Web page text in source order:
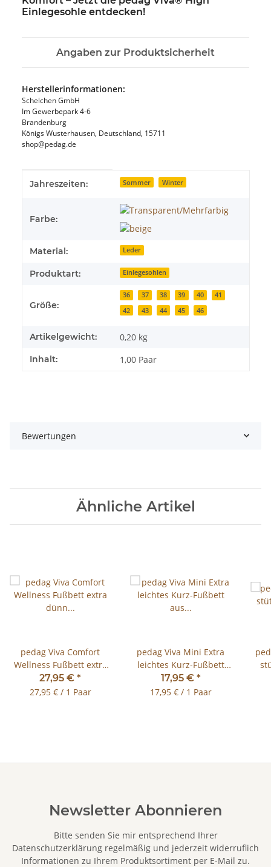
Einlegesohle entdecken!
Angaben zur Produktsicherheit
Herstellerinformationen:
Schelchen GmbH
Im Gewerbepark 4-6
Brandenburg
Königs Wusterhausen, Deutschland, 15711
shop@pedag.de
Produkteigenschaft
Wert
Jahreszeiten: Sommer Winter
Farbe:
Material: Leder
Produktart: Einlegesohlen
Größe:
36 37 38 39 40
41
42
43 44 45 46
Artikelgewicht: 0,20 kg
Inhalt: 1,00 Paar
Bewertungen
Ähnliche Artikel
pedag Viva Comfort
Wellness Fußbett extra
dünn und leicht Gr.35-
46
27,95 € *
27,95 € / 1 Paar
pedag Viva Mini Extra
leichtes Kurz-Fußbett
aus Leder Gr.35-47
17,95 € *
17,95 € / 1 Paar
Newsletter Abonnieren
Bitte senden Sie mir entsprechend Ihrer
Datenschutzerklärung regelmäßig und jederzeit widerruflich
Informationen zu Ihrem Produktsortiment per E-Mail zu.